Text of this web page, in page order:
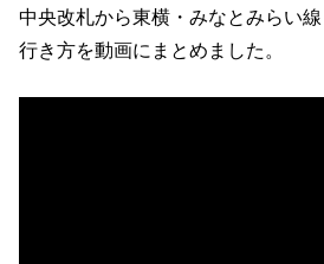
中央改札から東横・みなとみらい線
行き方を動画にまとめました。